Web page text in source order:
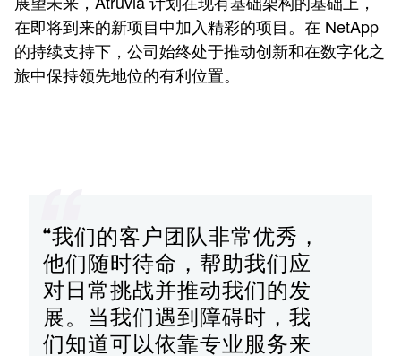
在即将到来的新项目中加入精彩的项目。在 NetApp
的持续支持下，公司始终处于推动创新和在数字化之
旅中保持领先地位的有利位置。
“我们的客户团队非常优秀，
他们随时待命，帮助我们应
对日常挑战并推动我们的发
展。当我们遇到障碍时，我
们知道可以依靠专业服务来